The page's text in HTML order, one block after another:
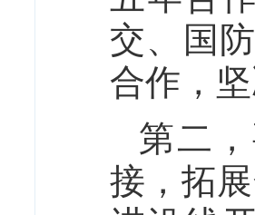
交、国
合作，
第二
接，拓